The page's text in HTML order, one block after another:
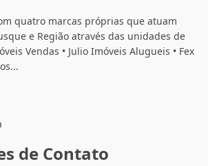
quatro marcas próprias que atuam
e Região através das unidades de
Vendas • Julio Imóveis Alugueis • Fex
de Contato